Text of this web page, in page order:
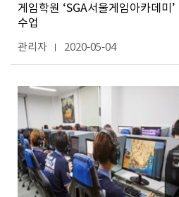
게임학원 ‘SGA서울게임아카데미
수업
관리자 2020-05-04